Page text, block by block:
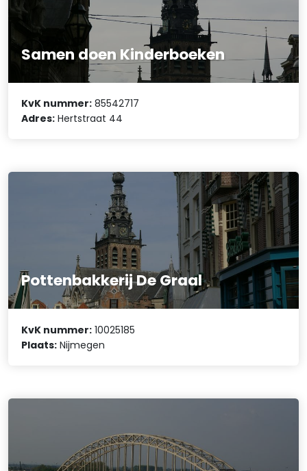
Samen doen Kinderboeken
KvK nummer: 85542717
Adres: Hertstraat 44
Pottenbakkerij De Graal
KvK nummer: 10025185
Plaats: Nijmegen